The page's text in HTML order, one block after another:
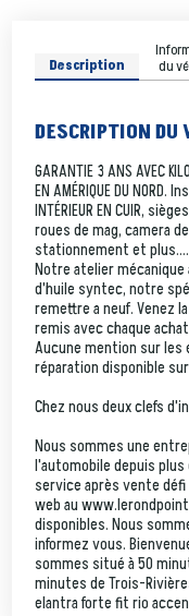
Description
du
DESCRIPTION DU
GARANTIE 3 ANS AVEC
EN AMÉRIQUE DU
INTÉRIEUR EN CUIR,
roues de mag, camera
stationnement et plus....
Notre atelier
d'huile syntec, notre
remettre a neuf. Venez
remis avec chaque
Aucune mention sur
réparation disponible
Chez nous deux clefs
Nous sommes une
l'automobile depuis plus
service après vente
web au
disponibles. Nous
informez vous.
sommes situé à 50
minutes de Trois-
elantra forte fit rio